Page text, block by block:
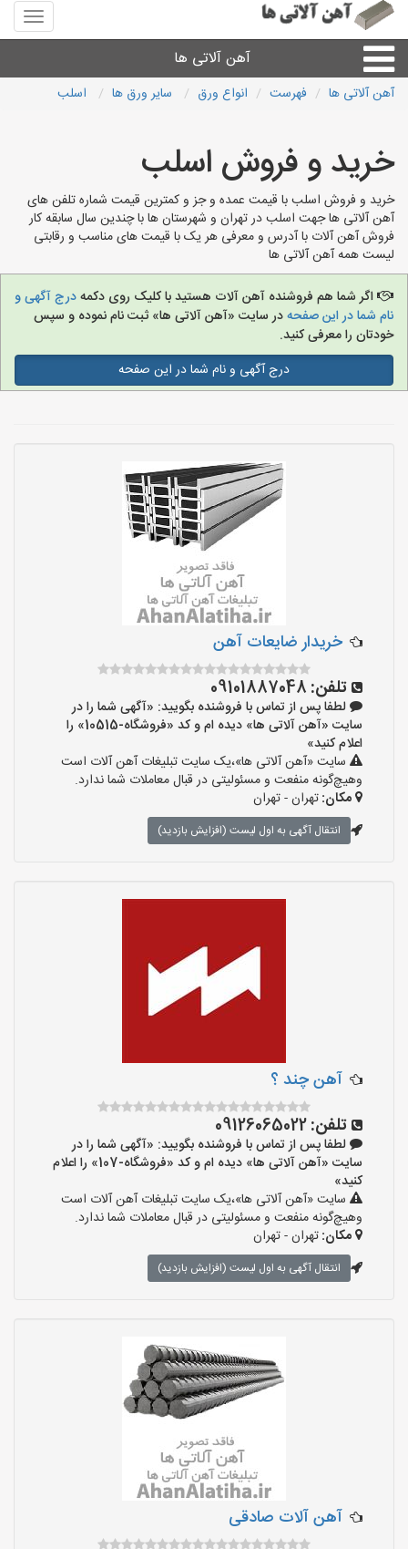
منوی
سایت
آلاتی
آهن آلاتی ها
ورق
لوله و اتصالات
سایر آهن آلات
آهن آلاتی ها فهرست انواع ورق سایر ورق ها اسلب
خرید و فروش اسلب
خرید و فروش اسلب با قیمت عمده و جز و کمترین قیمت شماره تلفن های
آهن آلاتی ها جهت اسلب در تهران و شهرستان ها با چندین سال سابقه کار
فروش آهن آلات با آدرس و معرفی هر یک با قیمت های مناسب و رقابتی
لیست همه آهن آلاتی ها
اگر شما هم فروشنده آهن آلات هستید با کلیک روی دکمهدرج آگهی و
نام شما در این صفحهدر سایت «آهن آلاتی ها» ثبت نام نموده و سپس
خودتان را معرفی کنید.
درج آگهی و نام شما در این صفحه
خریدار ضایعات آهن
تلفن: 09101887048
لطفا پس از تماس با فروشنده بگویید: «آگهی شما را در
سایت «آهن آلاتی ها» دیده ام و کد «فروشگاه-10515» را
اعلام کنید»
سایت «آهن آلاتی ها»،یک سایت تبلیغات آهن آلات است
وهیچ‌گونه منفعت و مسئولیتی در قبال معاملات شما ندارد.
مکان:تهران - تهران
انتقال آگهی به اول لیست (افزایش بازدید)
آهن چند ؟
تلفن:09126065022
لطفا پس از تماس با فروشنده بگویید: «آگهی شما را در
سایت «آهن آلاتی ها» دیده ام و کد «فروشگاه-107» را اعلام
کنید»
سایت «آهن آلاتی ها»،یک سایت تبلیغات آهن آلات است
وهیچ‌گونه منفعت و مسئولیتی در قبال معاملات شما ندارد.
مکان:تهران - تهران
انتقال آگهی به اول لیست (افزایش بازدید)
آهن آلات صادقی